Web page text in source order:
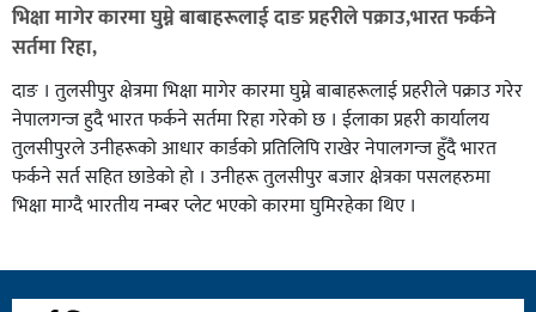
भिक्षा मागेर कारमा घुम्ने बाबाहरूलाई दाङ प्रहरीले पक्राउ,भारत फर्कने
सर्तमा रिहा,
दाङ । तुलसीपुर क्षेत्रमा भिक्षा मागेर कारमा घुम्ने बाबाहरूलाई प्रहरीले पक्राउ गरेर
नेपालगन्ज हुदै भारत फर्कने सर्तमा रिहा गरेको छ । ईलाका प्रहरी कार्यालय
तुलसीपुरले उनीहरूको आधार कार्डको प्रतिलिपि राखेर नेपालगन्ज हुँदै भारत
फर्कने सर्त सहित छाडेको हो । उनीहरू तुलसीपुर बजार क्षेत्रका पसलहरुमा
भिक्षा माग्दै भारतीय नम्बर प्लेट भएको कारमा घुमिरहेका थिए ।